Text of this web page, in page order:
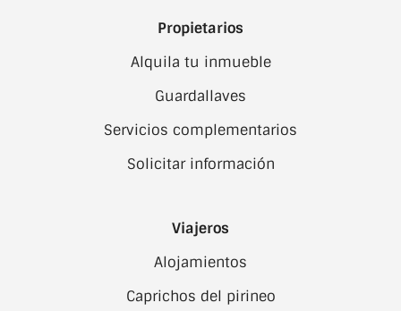
Propietarios
Alquila tu inmueble
Guardallaves
Servicios complementarios
Solicitar información
Viajeros
Alojamientos
Caprichos del pirineo